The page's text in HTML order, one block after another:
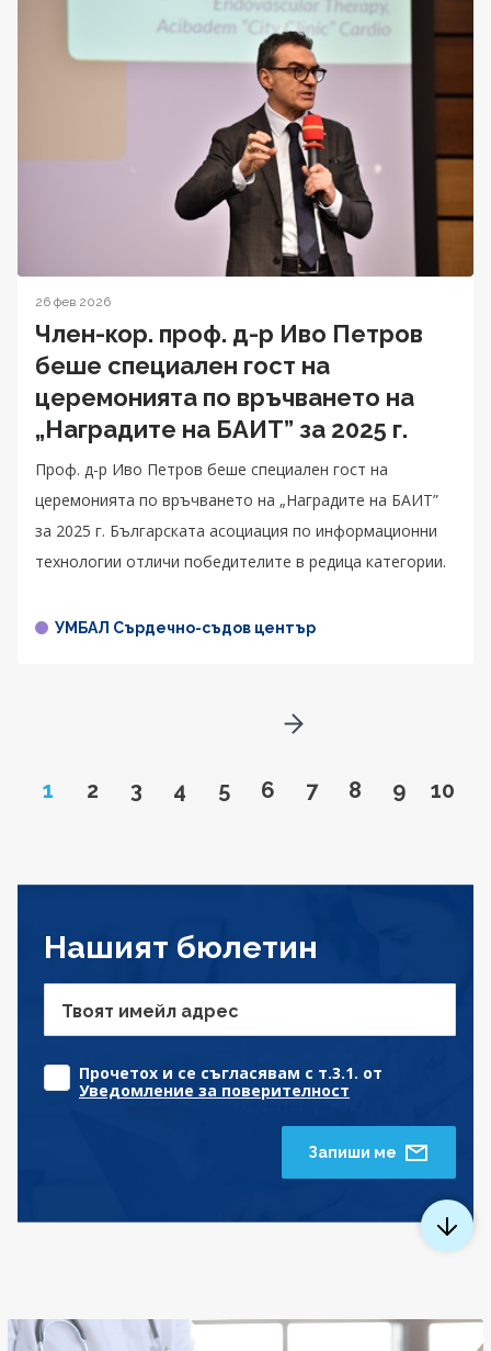
26 фев 2026
Член-кор. проф. д-р Иво Петров
беше специален гост на
церемонията по връчването на
„Наградите на БАИТ” за 2025 г.
Проф. д-р Иво Петров беше специален гост на
церемонията по връчването на „Наградите на БАИТ”
за 2025 г. Българската асоциация по информационни
технологии отличи победителите в редица категории.
УМБАЛ Сърдечно-съдов център
Page
1 Go to page
2 Go to page
3 Go to page
4 Go to page
5 Go to page
6 Go to page
7 Go to page
8 Go to
9 Go
10
Go to next page
Нашият бюлетин
Твоят имейл адрес
Прочетох и се съгласявам с т.3.1. от
Уведомление за поверителност
Запиши ме